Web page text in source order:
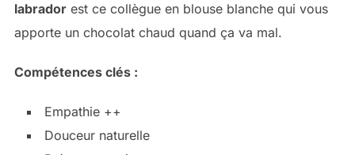
labradorest ce collègue en blouse blanche qui vous
apporte un chocolat chaud quand ça va mal.
Compétences clés :
Empathie ++
Douceur naturelle